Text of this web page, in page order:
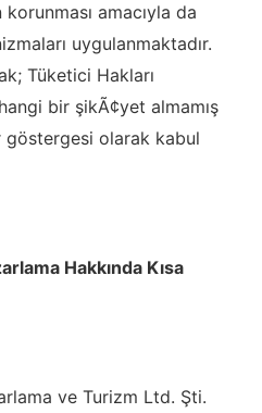
amacıyla da
uygulanmaktadır.
Tüketici Hakları
bir şikÃ¢yet almamış
göstergesi olarak kabul
Hakkında Kısa
ve Turizm Ltd. Şti.